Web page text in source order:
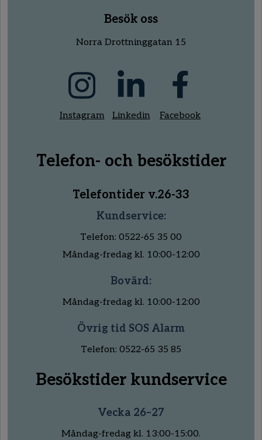
Besök oss
Norra Drottninggatan 15
Instagram Linkedin Facebook
Telefon- och besökstider
Telefontider v.26-33
Kundservice:
Telefon: 0522-65 35 00
Måndag-fredag kl. 10:00-12:00
Bovärd:
Måndag-fredag kl. 10:00-12:00
Övrig tid SOS Alarm
Telefon: 0522-65 35 85
Besökstider kundservice
Vecka 26–27
Måndag-fredag kl. 13:00-15:00.